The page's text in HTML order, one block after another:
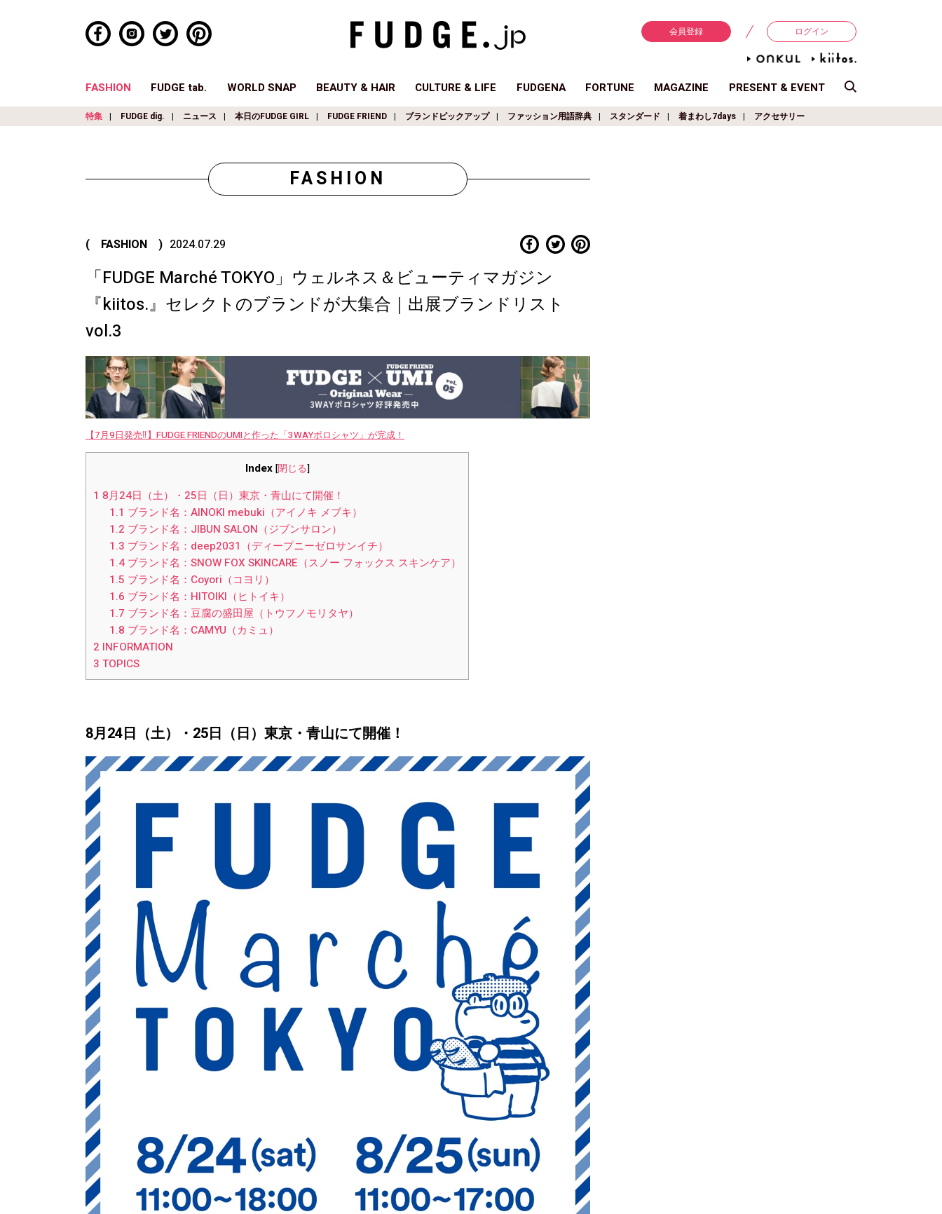
会員登録 ログイン
FASHION FUDGE tab. WORLD SNAP BEAUTY & HAIR CULTURE & LIFE FUDGENA FORTUNE MAGAZINE PRESENT & EVENT
特集 FUDGE dig. ニュース 本日のFUDGE GIRL FUDGE FRIEND ブランドピックアップ ファッション用語辞典 スタンダード 着まわし7days アクセサリー
FASHION
( FASHION ) 2024.07.29
「FUDGE Marché TOKYO」ウェルネス＆ビューティマガジン
『kiitos.』セレクトのブランドが大集合｜出展ブランドリスト
vol.3
【7月9日発売‼︎】FUDGE FRIENDのUMIと作った「3WAYポロシャツ」が完成！
Index [閉じる]
1 8月24日（土）・25日（日）東京・青山にて開催！
1.1 ブランド名：AINOKI mebuki（アイノキ メブキ）
1.2 ブランド名：JIBUN SALON（ジブンサロン）
1.3 ブランド名：deep2031（ディープニーゼロサンイチ）
1.4ブランド名：SNOW FOX SKINCARE（スノー フォックス スキンケア）
1.5 ブランド名：Coyori（コヨリ）
1.6 ブランド名：HITOIKI（ヒトイキ）
1.7 ブランド名：豆腐の盛田屋（トウフノモリタヤ）
1.8 ブランド名：CAMYU（カミュ）
2 INFORMATION
3 TOPICS
8月24日（土）・25日（日）東京・青山にて開催！